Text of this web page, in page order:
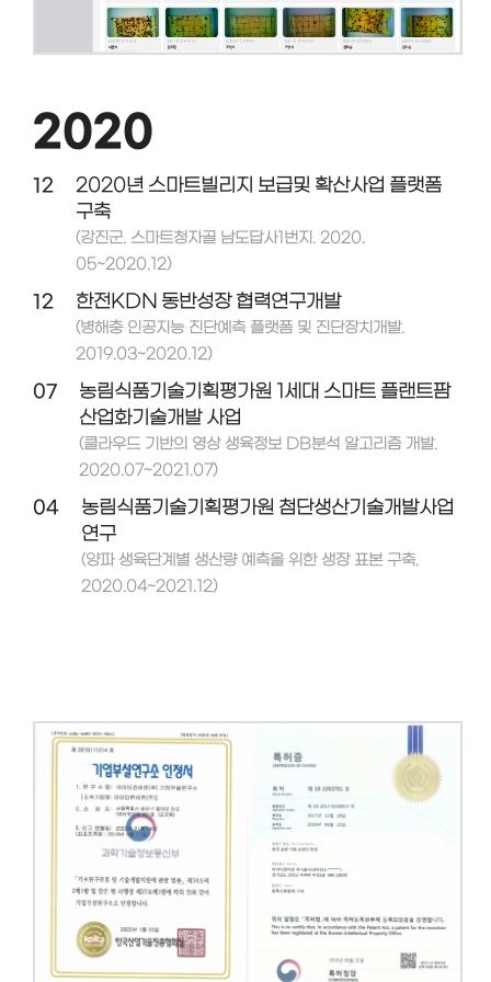
2020
12
2020년 스마트빌리지 보급및 확산사업 플랫폼
구축
(강진군. 스마트청자골 남도답사1번지. 2020.
05~2020.12)
12 한전KDN 동반성장 협력연구개발
(병해충 인공지능 진단예측 플랫폼 및 진단장치개발.
2019.03~2020.12)
07
농림식품기술기획평가원 1세대 스마트 플랜트팜
산업화기술개발 사업
(클라우드 기반의 영상 생육정보 DB분석 알고리즘 개발.
2020.07~2021.07)
04
농림식품기술기획평가원 첨단생산기술개발사업
연구
(양파 생육단계별 생산량 예측을 위한 생장 표본 구축.
2020.04~2021.12)